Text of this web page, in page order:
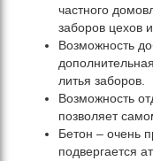
частного
заборов цехов
Возможность
литья заборов.
Возможность
позволяет
Бетон – очень
подвергается